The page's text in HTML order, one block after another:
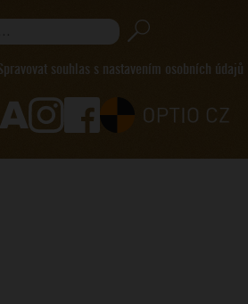
souhlas s nastavením osobních údajů